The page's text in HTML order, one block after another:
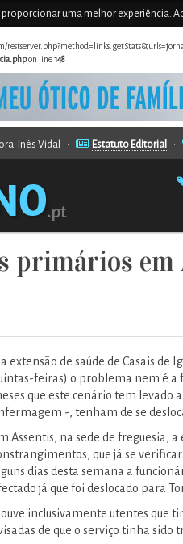
proporcionar uma melhor experiência.
on line148
Inês Vidal • Estatuto Editorial •
primários
extensão de saúde de Casais de
feiras) o problema nem é a
que este cenário tem levado
-, tenham de se
Assentis, na sede de freguesia,
que já se
dias desta semana a
já que foi deslocado para
inclusivamente utentes que
de que o serviço tinha sido